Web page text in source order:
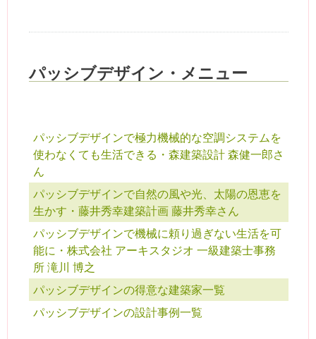
パッシブデザイン・メニュー
パッシブデザインで極力機械的な空調システムを
使わなくても生活できる・森建築設計 森健一郎さ
ん
パッシブデザインで自然の風や光、太陽の恩恵を
生かす・藤井秀幸建築計画 藤井秀幸さん
パッシブデザインで機械に頼り過ぎない生活を可
能に・株式会社 アーキスタジオ 一級建築士事務
所 滝川 博之
パッシブデザインの得意な建築家一覧
パッシブデザインの設計事例一覧